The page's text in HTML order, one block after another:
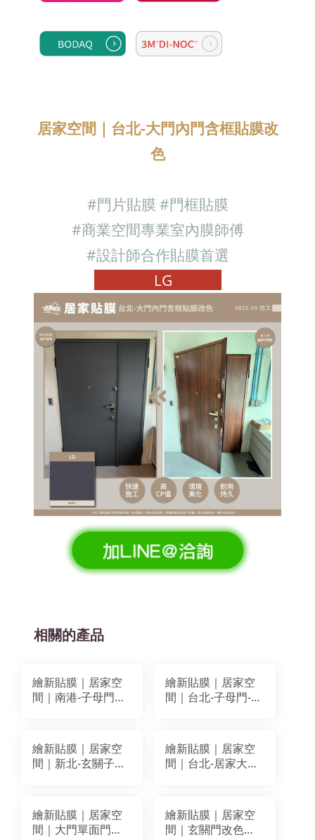
居家空間｜ 台北-大門內門含框貼膜改
色
#門片貼膜 #門框貼膜
#商業空間專業室內膜師傅
#設計師合作貼膜首選
LG
相關的產品
繪新貼膜｜居家空
間｜南港-子母門
AA618 BC409 LX
VS027 WC026
繪新貼膜｜居家空
間｜台北-子母門-防
繪新貼膜｜居家空
間｜新北-玄關子母
繪新貼膜｜居家空
間｜台北-居家大門
繪新貼膜｜居家空
間｜大門單面門內
繪新貼膜｜居家空
間｜玄關門改色翻